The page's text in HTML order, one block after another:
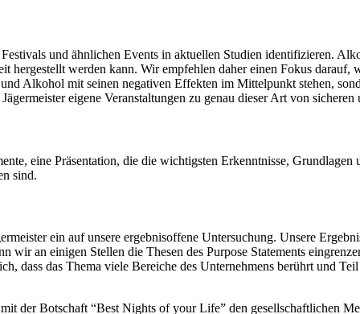
und ähnlichen Events in aktuellen Studien identifizieren.
hergestellt werden kann. Wir empfehlen daher einen Fokus
Alkohol mit seinen negativen Effekten im Mittelpunkt stehen,
eigene Veranstaltungen zu genau dieser Art von
eine Präsentation, die die wichtigsten Erkenntnisse,
sind.
ein auf unsere ergebnisoffene Untersuchung. Unsere
wir an einigen Stellen die Thesen des Purpose Statements
dass das Thema viele Bereiche des Unternehmens berührt und
der Botschaft “Best Nights of your Life” den gesellschaftlichen